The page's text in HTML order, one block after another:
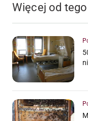
Więcej od